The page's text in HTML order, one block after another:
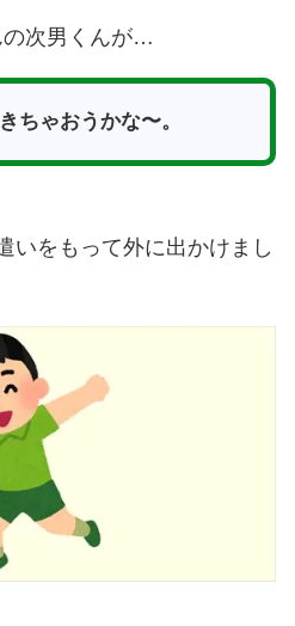
の次男くんが…
ちゃおうかな〜。
いをもって外に出かけまし